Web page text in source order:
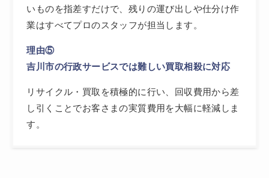
いものを指差すだけで、残りの運び出しや仕分け作
業はすべてプロのスタッフが担当します。
理由⑤
吉川市の行政サービスでは難しい買取相殺に対応
リサイクル・買取を積極的に行い、回収費用から差
し引くことでお客さまの実質費用を大幅に軽減しま
す。